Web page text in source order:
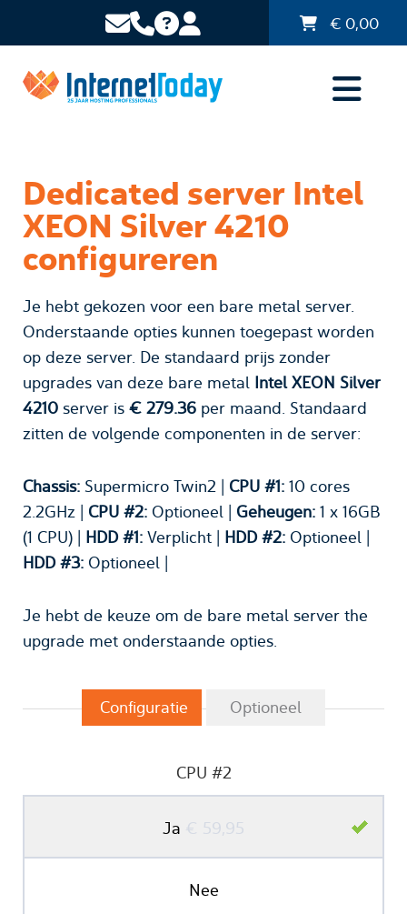
€ 0,00
Dedicated server Intel
XEON Silver 4210
configureren
Je hebt gekozen voor een bare metal server.
Onderstaande opties kunnen toegepast worden
op deze server. De standaard prijs zonder
upgrades van deze bare metal Intel XEON Silver
4210 server is € 279.36 per maand. Standaard
zitten de volgende componenten in de server:
Chassis: Supermicro Twin2 | CPU #1: 10 cores
2.2GHz | CPU #2: Optioneel | Geheugen: 1 x 16GB
(1 CPU) | HDD #1: Verplicht | HDD #2:
Optioneel |
HDD #3:
Optioneel |
Je hebt de keuze om de bare metal server the
upgrade met onderstaande opties.
Configuratie Optioneel
CPU #2
Ja € 59,95
Nee